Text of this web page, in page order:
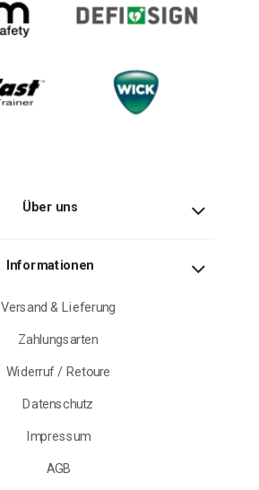
Über uns
Informationen
Versand & Lieferung
Zahlungsarten
Widerruf / Retoure
Datenschutz
Impressum
AGB